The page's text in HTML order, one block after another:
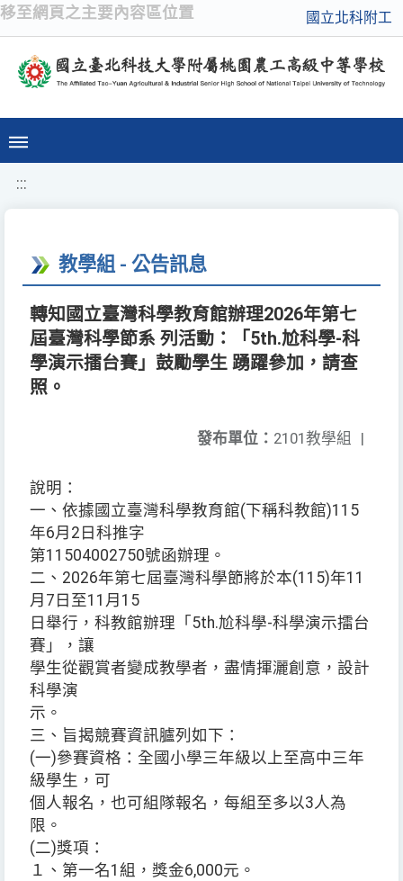
移至網頁之主要內容區位置 國立北科附工
:::
教學組 - 公告訊息
轉知國立臺灣科學教育館辦理2026年第七
屆臺灣科學節系 列活動：「5th.尬科學-科
學演示擂台賽」鼓勵學生 踴躍參加，請查
照。
發布單位： 2101教學組 |
說明：
一、依據國立臺灣科學教育館(下稱科教館)115
年6月2日科推字
第11504002750號函辦理。
二、2026年第七屆臺灣科學節將於本(115)年11
月7日至11月15
日舉行，科教館辦理「5th.尬科學-科學演示擂台
賽」，讓
學生從觀賞者變成教學者，盡情揮灑創意，設計
科學演
示。
三、旨揭競賽資訊臚列如下：
(一)參賽資格：全國小學三年級以上至高中三年
級學生，可
個人報名，也可組隊報名，每組至多以3人為
限。
(二)獎項：
１、第一名1組，獎金6,000元。